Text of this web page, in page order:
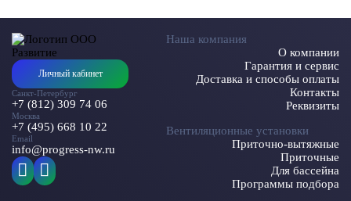
Личный кабинет
Санкт-Петербург
+7 (812) 309 74 06
Москва
+7 (495) 668 10 22
Email
info@progress-nw.ru
Наша компания
О компании
Гарантия и сервис
Доставка и способы оплаты
Контакты
Реквизиты
Вентиляционные установки
Приточно-вытяжные
Приточные
Для бассейна
Программы подбора